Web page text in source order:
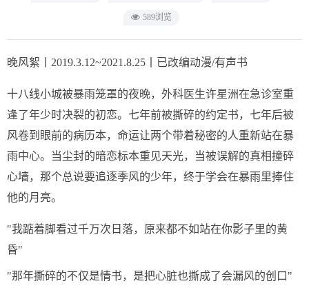
589浏览
晚风絮丨2019.3.12~2021.8.25丨已改编动漫/有声书
十八线小城被暴雨笼罩的夜晚，外科医生许星洲在急诊室重
逢了年少时决裂的初恋。七年前被撕碎的约定书，七年后被
风卷到眼前的病历本，命运让两个带着秘密的人重新站在暴
雨中心。当尘封的暗恋标本重见天光，当被误解的真相撞碎
心墙，那个总说要追逐季风的少年，终于学会在暴雨里捧住
他的月亮。
"我踮着脚看过千万次日落，原来都不如站在你影子里的黄
昏"
"那年撕碎的不仅是情书，是把心脏也撕成了会漏风的创口"